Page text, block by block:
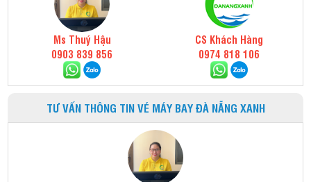
Ms Thuý Hậu
0903 839 856
CS Khách Hàng
0974 818 106
TƯ VẤN THÔNG TIN VÉ MÁY BAY ĐÀ NẴNG XANH